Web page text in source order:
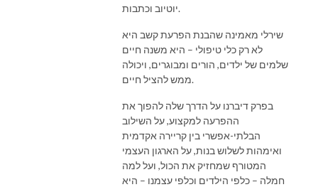
יוטיוב וכתבות.
שירלי מאמינה שהבנת הפרעת קשב היא
לא רק כלי טיפולי – היא משנה חיים
שלמים של ילדים, הורים ומבוגרים, ויכולה
ממש להציל חיים.
בפרק דיברנו על הדרך שלה להפוך את
ההפרעה למקצוע, על השילוב
הבלתי-אפשרי בין קריירה אקדמית
ואימהות לשלוש בנות, על הארגון העצמי
המטורף שמחזיק את הכול, ועל למה
חמלה – כלפי הילדים וכלפי עצמנו – היא